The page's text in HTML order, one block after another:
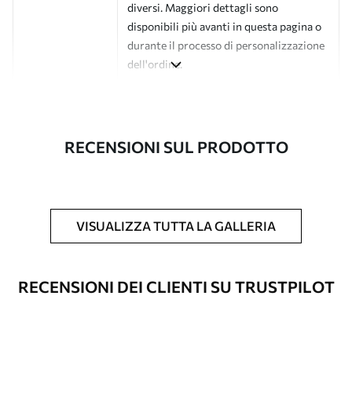
diversi. Maggiori dettagli sono
disponibili più avanti in questa pagina o
durante il processo di personalizzazione
dell'ordine.
Produzione
L'immagine viene stampata nel formato
desiderato e tagliata in strisce identiche
Opzioni
È possibile aggiungere un rivestimento
RECENSIONI SUL PRODOTTO
VISUALIZZA TUTTA LA GALLERIA
RECENSIONI DEI CLIENTI SU TRUSTPILOT